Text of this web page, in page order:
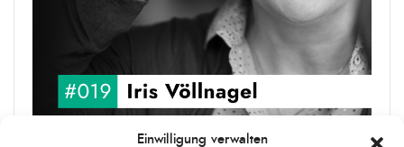
Einwilligung verwalten